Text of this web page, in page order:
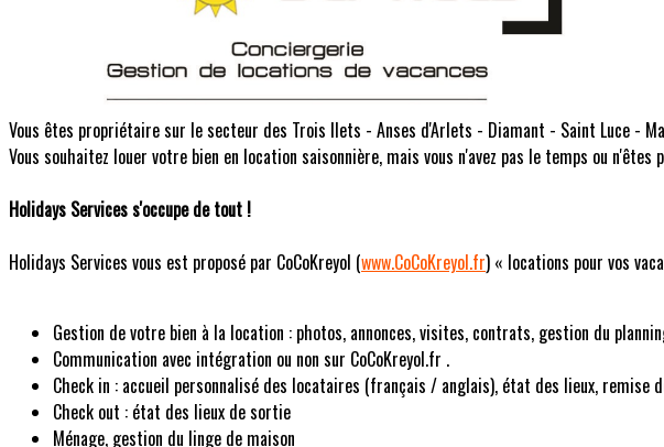
Vous êtes propriétaire sur le secteur des Trois Ilets - Anses d'Arlets - Diamant - Saint Luce -
Vous souhaitez louer votre bien en location saisonnière, mais vous n'avez pas le temps ou n'êtes
Holidays Services s'occupe de tout !
Holidays Services vous est proposé par CoCoKreyol (www.CoCoKreyol.fr) « locations pour vos
Gestion de votre bien à la location : photos, annonces, visites, contrats, gestion du
Communication avec intégration ou non sur CoCoKreyol.fr .
Check in : accueil personnalisé des locataires (français / anglais), état des lieux, remise
Check out : état des lieux de sortie
Ménage, gestion du linge de maison